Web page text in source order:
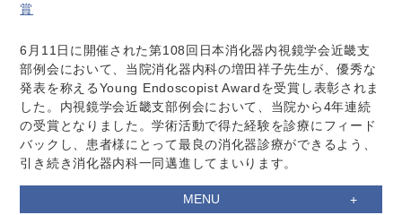
賞
6月11日に開催された第108回日本消化器内視鏡学会近畿支
部例会において、当院消化器内科の増田祥子先生が、優秀な
発表を称えるYoung Endoscopist Awardを受賞し表彰されま
した。内視鏡学会近畿支部例会において、当院から4年連続
の受賞となりました。学術活動で得た経験を診療にフィード
バックし、患者様にとって最良の消化器診療ができるよう、
引き続き消化器内科一同邁進してまいります。
MENU